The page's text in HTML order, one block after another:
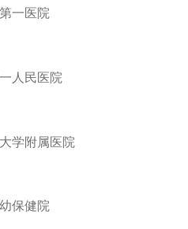
一医院
人民医院
学附属医院
保健院